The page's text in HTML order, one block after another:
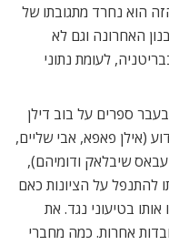
הוא נחרד מתגובתו של
האחרונה וגם לא
לעומת נתוני
ספרים על בוב דילן
(אילן פאפא, אבי שליים,
עבאס שיבלאק ודומיהם),
להתנפל על הציונות כאם
בטיעוני נגד. את
אחרות. כמה מחברי